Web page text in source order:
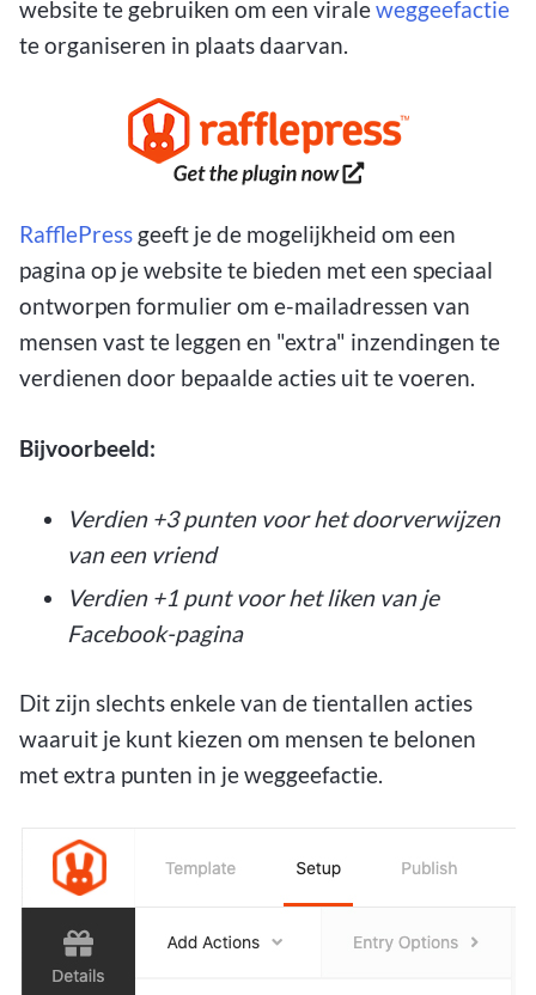
website te gebruiken om een viraleweggeefactie
te organiseren in plaats daarvan.
RafflePress geeft je de mogelijkheid om een
pagina op je website te bieden met een speciaal
ontworpen formulier om e-mailadressen van
mensen vast te leggen en "extra" inzendingen te
verdienen door bepaalde acties uit te voeren.
Bijvoorbeeld:
Verdien +3 punten voor het doorverwijzen
van een vriend
Verdien +1 punt voor het liken van je
Facebook-pagina
Dit zijn slechts enkele van de tientallen acties
waaruit je kunt kiezen om mensen te belonen
met extra punten in je weggeefactie.